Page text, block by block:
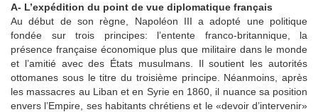
A- L’expédition du point de vue diplomatique français
Au début de son règne, Napoléon III a adopté une politique
fondée sur trois principes: l’entente franco-britannique, la
présence française économique plus que militaire dans le monde
et l’amitié avec des États musulmans. Il soutient les autorités
ottomanes sous le titre du troisième principe. Néanmoins, après
les massacres au Liban et en Syrie en 1860, il nuance sa position
envers l’Empire, ses habitants chrétiens et le «devoir d’intervenir»